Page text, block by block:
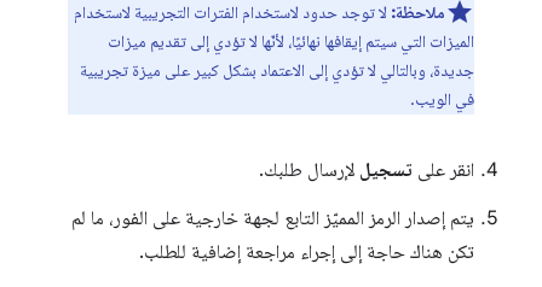
ملاحظة: لا توجد حدود لاستخدام الفترات التجريبية لاستخدام
الميزات التي سيتم إيقافها نهائيًا، لأنّها لا تؤدي إلى تقديم ميزات
جديدة، وبالتالي لا تؤدي إلى الاعتماد بشكل كبير على ميزة تجريبية
في الويب.
انقر على تسجيل لإرسال طلبك.
يتم إصدار الرمز المميّز التابع لجهة خارجية على الفور، ما لم
تكن هناك حاجة إلى إجراء مراجعة إضافية للطلب.